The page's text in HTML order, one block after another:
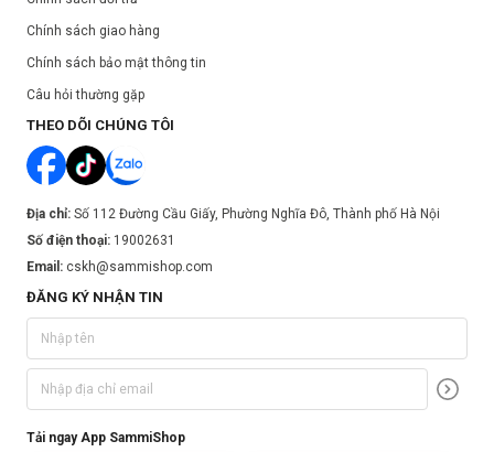
Chính sách giao hàng
Chính sách bảo mật thông tin
Câu hỏi thường gặp
THEO DÕI CHÚNG TÔI
Địa chỉ: Số 112 Đường Cầu Giấy, Phường Nghĩa Đô, Thành phố Hà Nội
Số điện thoại: 19002631
Email: cskh@sammishop.com
ĐĂNG KÝ NHẬN TIN
Tải ngay App SammiShop